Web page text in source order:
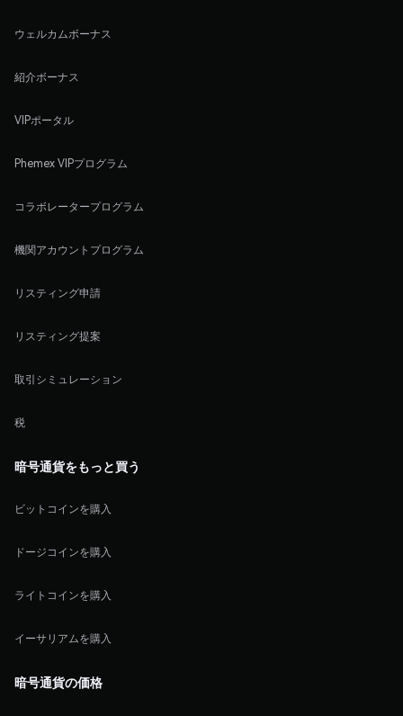
ウェルカムボーナス
紹介ボーナス
VIPポータル
Phemex VIPプログラム
コラボレータープログラム
機関アカウントプログラム
リスティング申請
リスティング提案
取引シミュレーション
税
暗号通貨をもっと買う
ビットコインを購入
ドージコインを購入
ライトコインを購入
イーサリアムを購入
暗号通貨の価格